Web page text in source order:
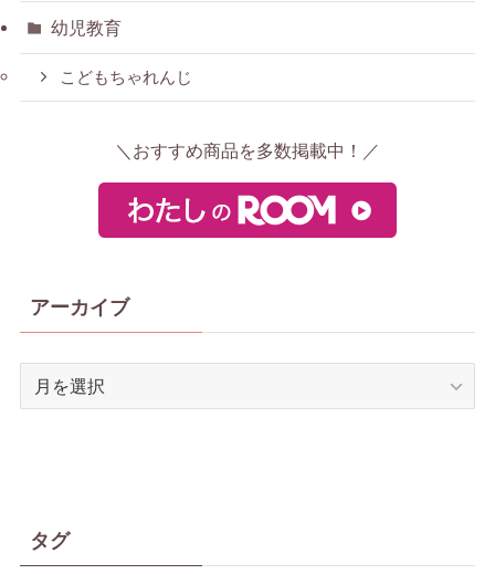
幼児教育
こどもちゃれんじ
＼おすすめ商品を多数掲載中！／
アーカイブ
タグ